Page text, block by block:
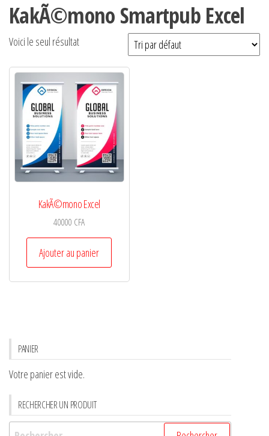
KakÃ©mono Smartpub Excel
Voici le seul résultat
KakÃ©mono Excel
40000 CFA
Ajouter au panier
PANIER
Votre panier est vide.
RECHERCHER UN PRODUIT